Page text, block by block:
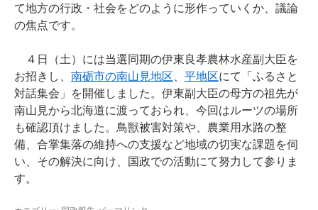
て地方の行政・社会をどのように形作っていくか、議論
の焦点です。
４日（土）には当選同期の伊東良孝農林水産副大臣を
お招きし、 南砺市の南山見地区 平地区にて「ふるさと
対話集会」を開催しました。伊東副大臣の母方の祖先が
南山見から北海道に渡っておられ、今回はルーツの場所
も確認頂けました。鳥獣被害対策や、農業用水路の整
備、合掌集落の維持への支援など地域の切実な課題を伺
い、その解決に向け、国政での活動にて努力して参りま
す。